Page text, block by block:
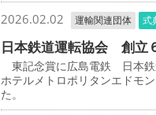
2026.02.02 運輸関連団体 式
日本鉄道運転協会 創立
東記念賞に広島電鉄 日本鉄
ホテルメトロポリタンエドモ
た。